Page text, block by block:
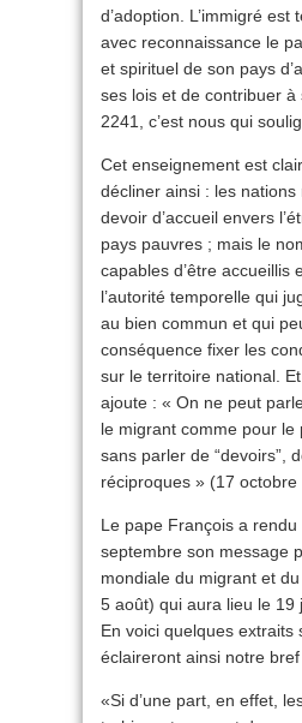
d’adoption. L’immigré est
avec reconnaissance le
et spirituel de son pays
ses lois et de contribuer à
2241, c’est nous qui
Cet enseignement est
décliner ainsi : les nations
devoir d’accueil envers
pays pauvres ; mais le
capables d’être accueillis
l’autorité temporelle qui
au bien commun et qui
conséquence fixer les
sur le territoire national.
ajoute : « On ne peut
le migrant comme pour le
sans parler de “devoirs”,
réciproques » (17 octobre
Le pape François a rendu
septembre son message
mondiale du migrant et
5 août) qui aura lieu le 19
En voici quelques extraits
éclaireront ainsi notre bref
«Si d’une part, en effet,